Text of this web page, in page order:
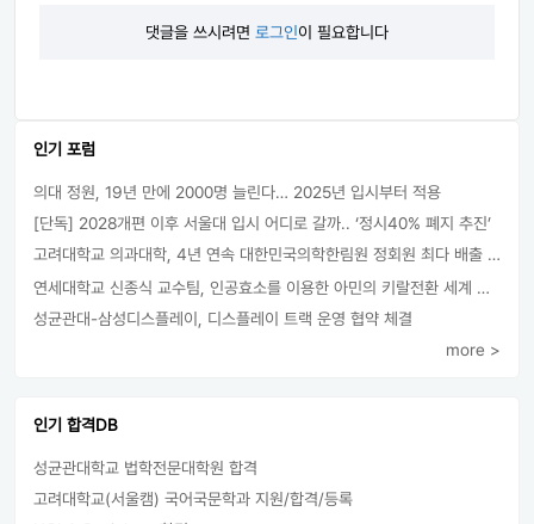
댓글을 쓰시려면 로그인이 필요합니다
인기 포럼
의대 정원, 19년 만에 2000명 늘린다… 2025년 입시부터 적용
[단독] 2028개편 이후 서울대 입시 어디로 갈까.. ‘정시40% 폐지 추진’
고려대학교 의과대학, 4년 연속 대한민국의학한림원 정회원 최다 배출 外
연세대학교 신종식 교수팀, 인공효소를 이용한 아민의 키랄전환 세계 최초로 성공
성균관대-삼성디스플레이, 디스플레이 트랙 운영 협약 체결
more >
인기 합격DB
성균관대학교 법학전문대학원 합격
고려대학교(서울캠) 국어국문학과 지원/합격/등록